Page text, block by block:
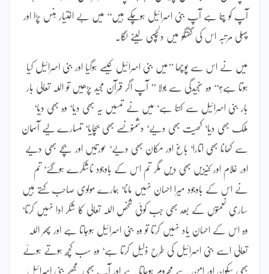
آپ کو پتا ہے آپ بنی اسرائیل ہوچکے ہیں‘‘ میں بے اختیار ہنس پڑا اور
پہلی مرتبہ اس کی گفتگو میں دلچسپی لینے لگا۔
میں نے اس سے پوچھا ’’میں بنی اسرائیل کیسے ہوگیا اور بنی اسرائیل کیا
ہوتا ہے؟‘‘ وہ سنجیدگی سے بولا ’’ آپ اگر قرآن مجید پڑھیں تو اللہ تعالیٰ بار
بار بنی اسرائیل سے کہتا ہے‘ میں نے تمہیں یہ بھی دیا‘ وہ بھی دیا‘
ملک بھی دیا‘ کھیت بھی دیے‘ دشمنوںسے بھی بچایا‘ تمہارے لیے آسمان
سے کھانا بھی اتارا‘ باغ اور مکان بھی دیے‘ عورتیں اور بچے بھی دیے
اور غلام اور کنیزیں بھی دیں مگر تم اس کے باوجود ناشکرے ہوگئے‘ تم
نے اس کے باوجود میرا احسان نہیں مانا‘ ہمارے مولوی صاحب کہتے ہیں
ساری نعمتوں کے بعد بھی جب کوئی شخص اللہ تعالیٰ کا شکر ادا نہیں کرتا‘
وہ اس کے احسان یاد نہیں کرتا تو وہ بنی اسرائیل ہوجاتا ہے اور پھر اللہ
تعالیٰ اسے بنی اسرائیل کی طرح ذلیل کرتا ہے‘ وہ سب کچھ ہوتے ہوئے
بھی سکون اور امن سے محروم ہوجاتا ہے اور آپ بھی مجھے بنی اسرائیل